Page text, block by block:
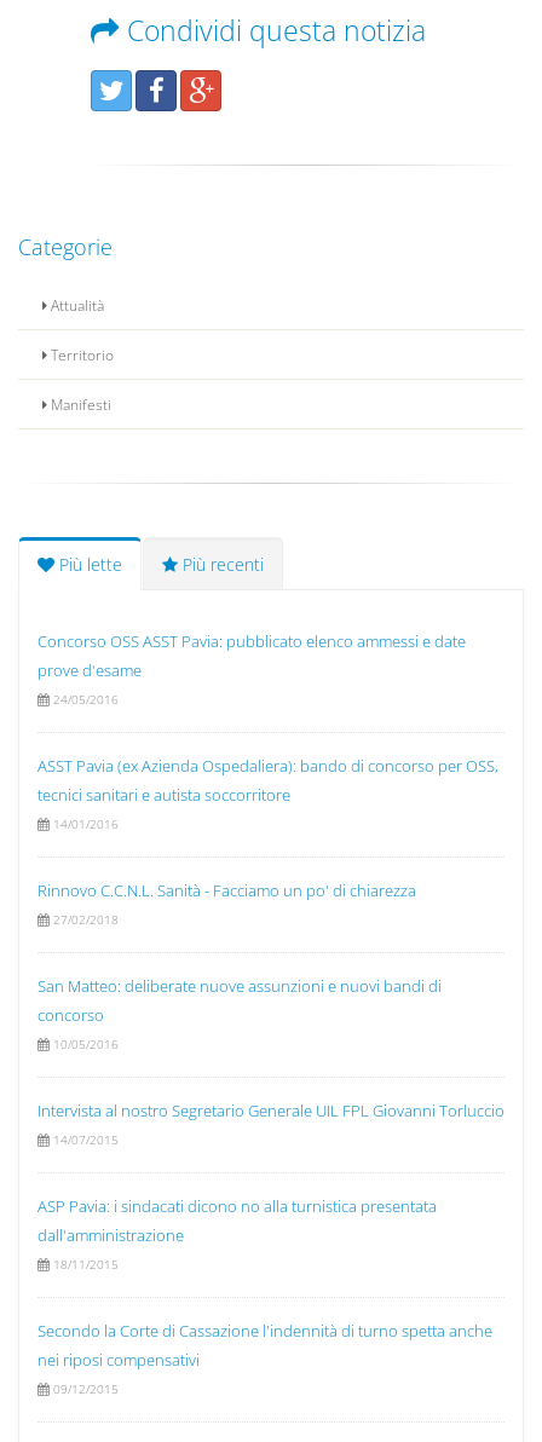
Condividi questa notizia
Categorie
Attualità
Territorio
Manifesti
Più lette Più recenti
Concorso OSS ASST Pavia: pubblicato elenco ammessi e date
prove d'esame
24/05/2016
ASST Pavia (ex Azienda Ospedaliera): bando di concorso per OSS,
tecnici sanitari e autista soccorritore
14/01/2016
Rinnovo C.C.N.L. Sanità - Facciamo un po' di chiarezza
27/02/2018
San Matteo: deliberate nuove assunzioni e nuovi bandi di
concorso
10/05/2016
Intervista al nostro Segretario Generale UIL FPL Giovanni Torluccio
14/07/2015
ASP Pavia: i sindacati dicono no alla turnistica presentata
dall'amministrazione
18/11/2015
Secondo la Corte di Cassazione l'indennità di turno spetta anche
nei riposi compensativi
09/12/2015